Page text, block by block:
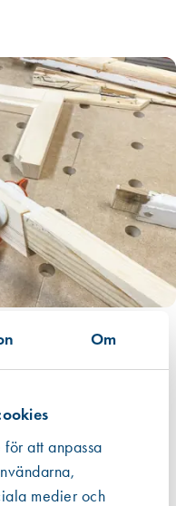
Om
att anpassa
medier och
teknikerna för att
fönsterkarmar och